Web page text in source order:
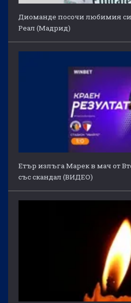
Диоманде посочи любимия си
Реал (Мадрид)
Етър излъга Марек в мач от
със скандал (ВИДЕО)